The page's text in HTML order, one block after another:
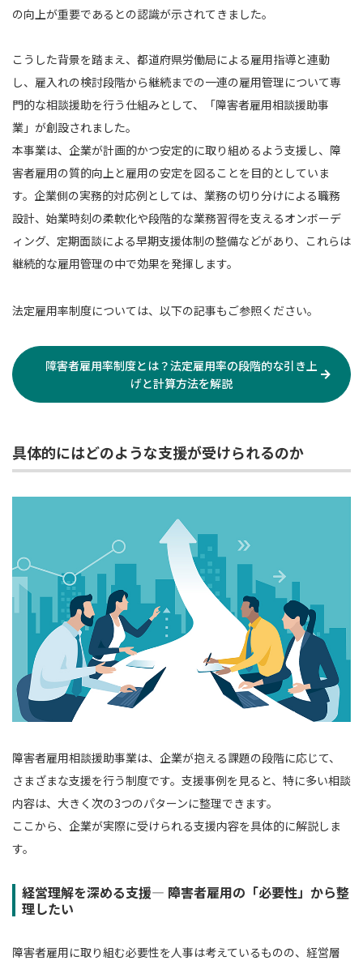
の向上が重要であるとの認識が示されてきました。
こうした背景を踏まえ、都道府県労働局による雇用指導と連動
し、雇入れの検討段階から継続までの一連の雇用管理について専
門的な相談援助を行う仕組みとして、「障害者雇用相談援助事
業」が創設されました。
本事業は、企業が計画的かつ安定的に取り組めるよう支援し、障
害者雇用の質的向上と雇用の安定を図ることを目的としていま
す。企業側の実務的対応例としては、業務の切り分けによる職務
設計、始業時刻の柔軟化や段階的な業務習得を支えるオンボーデ
ィング、定期面談による早期支援体制の整備などがあり、これらは
継続的な雇用管理の中で効果を発揮します。
法定雇用率制度については、以下の記事もご参照ください。
障害者雇用率制度とは？法定雇用率の段階的な引き上
げと計算方法を解説
具体的にはどのような支援が受けられるのか
障害者雇用相談援助事業は、企業が抱える課題の段階に応じて、
さまざまな支援を行う制度です。支援事例を見ると、特に多い相談
内容は、大きく次の3つのパターンに整理できます。
ここから、企業が実際に受けられる支援内容を具体的に解説しま
す。
経営理解を深める支援― 障害者雇用の「必要性」から整
理したい
障害者雇用に取り組む必要性を人事は考えているものの、経営層